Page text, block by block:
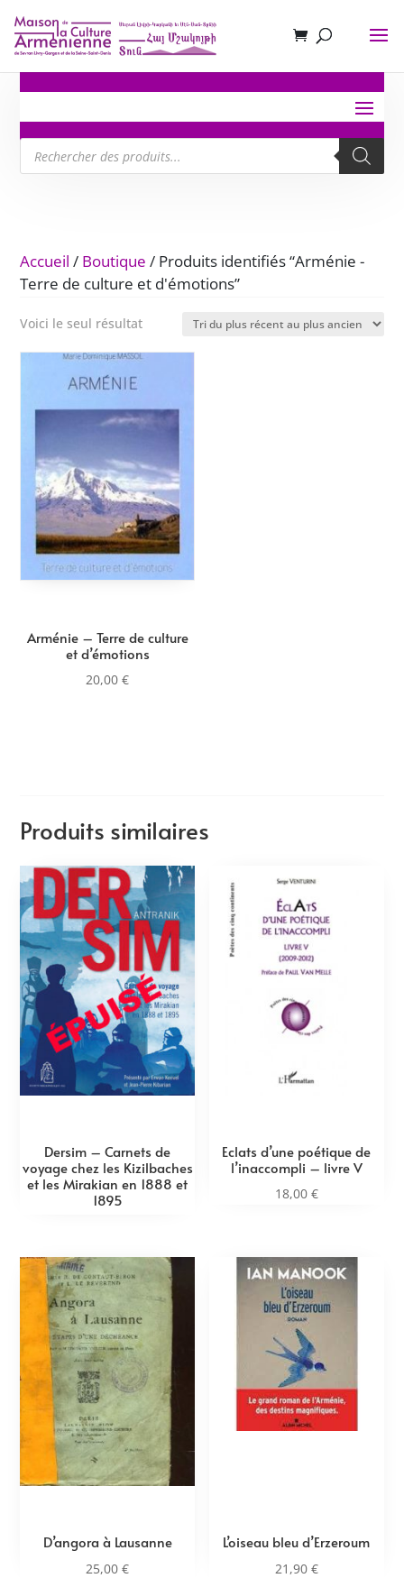
Recherche
de
produits
Accueil / Boutique / Produits identifiés “Arménie -
Terre de culture et d'émotions”
Voici le seul résultat
Arménie – Terre de culture
et d’émotions
20,00€
Produits similaires
Dersim – Carnets de
voyage chez les Kizilbaches
et les Mirakian en 1888 et
1895
Eclats d’une poétique de
l’inaccompli – livre V
18,00 €
D’angora à Lausanne
25,00€
L’oiseau bleu d’Erzeroum
21,90 €